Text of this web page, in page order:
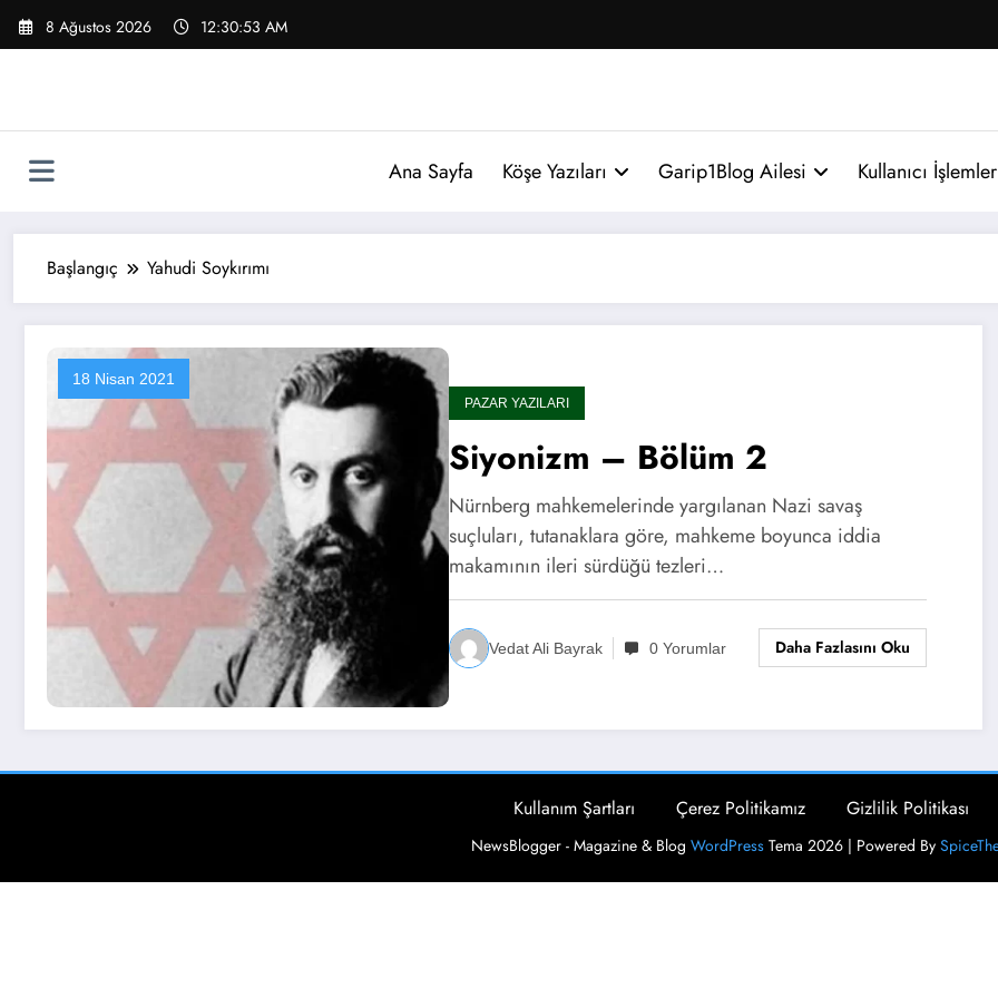
İçeriğe
atla
8 Ağustos 2026 12:30:53 AM
Ana Sayfa Köşe Yazıları Garip1Blog Ailesi Kullanıcı
Başlangıç Yahudi Soykırımı
18 Nisan 2021
PAZAR YAZILARI
Siyonizm – Bölüm 2
Nürnberg mahkemelerinde yargılanan Nazi savaş
suçluları, tutanaklara göre, mahkeme boyunca iddia
makamının ileri sürdüğü tezleri…
Vedat Ali Bayrak 0 Yorumlar Daha Fazlasını Oku
Kullanım Şartları Çerez Politikamız Gizlilik Politikası
NewsBlogger - Magazine & Blog WordPressTema 2026 | Powered By